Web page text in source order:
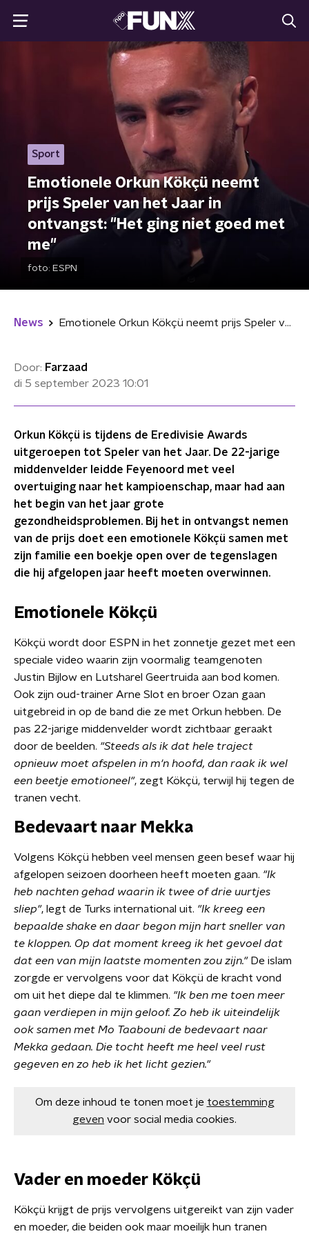
Sport
Emotionele Orkun Kökçü neemt
prijs Speler van het Jaar in
ontvangst: "Het ging niet goed met
me"
foto: ESPN
News Emotionele Orkun Kökçü neemt prijs Speler van het Jaar in ontvangst: "Het ging niet goed met me"
Door: Farzaad
di 5 september 2023 10:01
Orkun Kökçü is tijdens de Eredivisie Awards
uitgeroepen tot Speler van het Jaar. De 22-jarige
middenvelder leidde Feyenoord met veel
overtuiging naar het kampioenschap, maar had aan
het begin van het jaar grote
gezondheidsproblemen. Bij het in ontvangst nemen
van de prijs doet een emotionele Kökçü samen met
zijn familie een boekje open over de tegenslagen
die hij afgelopen jaar heeft moeten overwinnen.
Emotionele Kökçü
Kökçü wordt door ESPN in het zonnetje gezet met een
speciale video waarin zijn voormalig teamgenoten
Justin Bijlow en Lutsharel Geertruida aan bod komen.
Ook zijn oud-trainer Arne Slot en broer Ozan gaan
uitgebreid in op de band die ze met Orkun hebben. De
pas 22-jarige middenvelder wordt zichtbaar geraakt
door de beelden. "Steeds als ik dat hele traject
opnieuw moet afspelen in m'n hoofd, dan raak ik wel
een beetje emotioneel", zegt Kökçü, terwijl hij tegen de
tranen vecht.
Bedevaart naar Mekka
Volgens Kökçü hebben veel mensen geen besef waar hij
afgelopen seizoen doorheen heeft moeten gaan. "Ik
heb nachten gehad waarin ik twee of drie uurtjes
sliep", legt de Turks international uit. "Ik kreeg een
bepaalde shake en daar begon mijn hart sneller van
te kloppen. Op dat moment kreeg ik het gevoel dat
dat een van mijn laatste momenten zou zijn." De islam
zorgde er vervolgens voor dat Kökçü de kracht vond
om uit het diepe dal te klimmen. "Ik ben me toen meer
gaan verdiepen in mijn geloof. Zo heb ik uiteindelijk
ook samen met Mo Taabouni de bedevaart naar
Mekka gedaan. Die tocht heeft me heel veel rust
gegeven en zo heb ik het licht gezien."
Om deze inhoud te tonen moet je toestemming
geven voor social media cookies.
Vader en moeder Kökçü
Kökçü krijgt de prijs vervolgens uitgereikt van zijn vader
en moeder, die beiden ook maar moeilijk hun tranen